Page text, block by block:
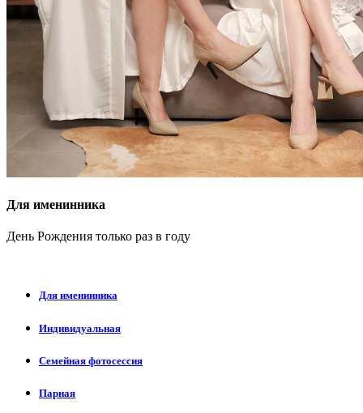
Для именинника
День Рождения только раз в году
Для именинника
Индивидуальная
Семейная фотосессия
Парная